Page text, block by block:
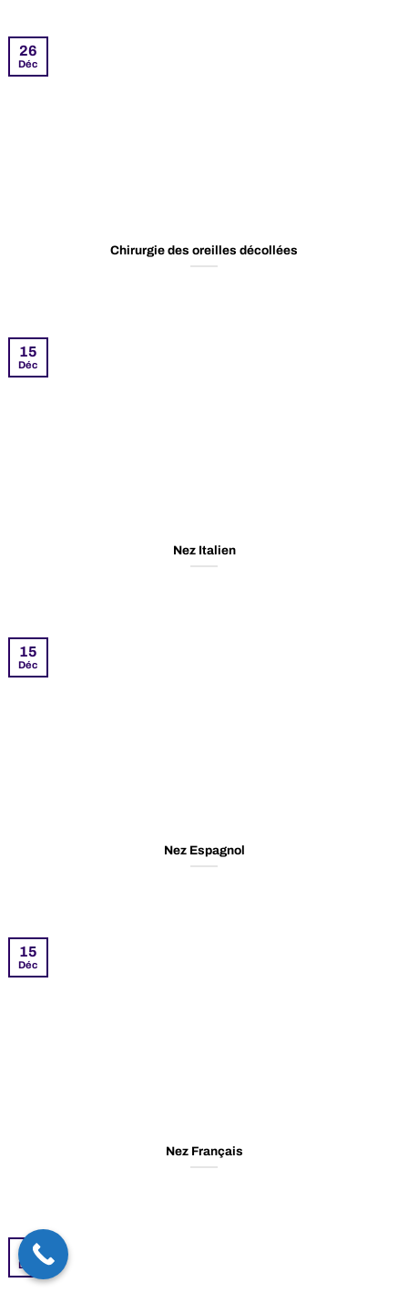
Chirurgie des oreilles décollées
26
Déc
Nez Italien
15
Déc
Nez Espagnol
15
Déc
Nez Français
15
Déc
15
Déc